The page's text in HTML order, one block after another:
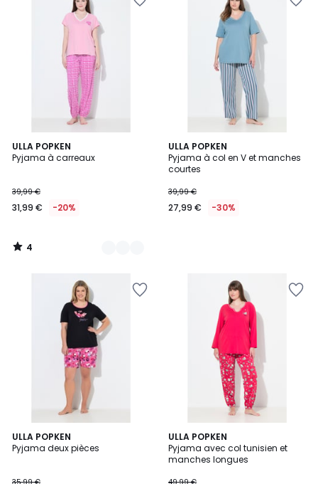
ULLA POPKEN
Pyjama à carreaux
39,99 €
31,99 € -20%
4
/
2
Couleurs
4
/
ULLA POPKEN
Pyjama à col en V et manches
courtes
39,99 €
27,99 € -30%
ULLA POPKEN
Pyjama deux pièces
ULLA POPKEN
Pyjama avec col tunisien et
manches longues
5
/
5